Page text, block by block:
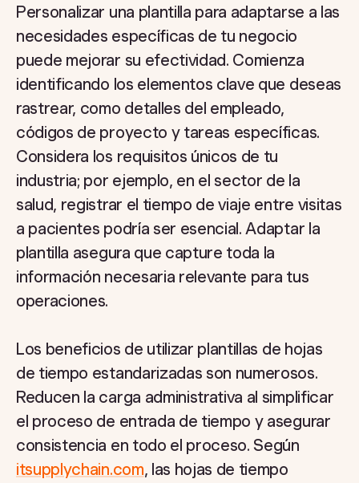
Personalizar una plantilla para adaptarse a las
necesidades específicas de tu negocio
puede mejorar su efectividad. Comienza
identificando los elementos clave que deseas
rastrear, como detalles del empleado,
códigos de proyecto y tareas específicas.
Considera los requisitos únicos de tu
industria; por ejemplo, en el sector de la
salud, registrar el tiempo de viaje entre visitas
a pacientes podría ser esencial. Adaptar la
plantilla asegura que capture toda la
información necesaria relevante para tus
operaciones.
Los beneficios de utilizar plantillas de hojas
de tiempo estandarizadas son numerosos.
Reducen la carga administrativa al simplificar
el proceso de entrada de tiempo y asegurar
consistencia en todo el proceso. Según
itsupplychain.com, las hojas de tiempo